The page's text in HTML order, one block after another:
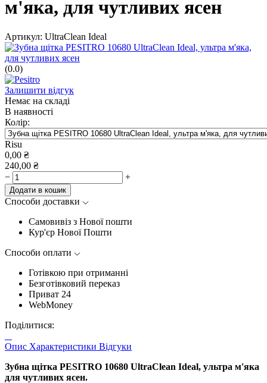
м'яка, для чутливих ясен
Артикул: UltraClean Ideal
(0.0)
Залишити відгук
Немає на складі
В наявності
Колір:
Risu
0,00 ₴
240,00 ₴
−
+
Додати в кошик
Способи доставки
Самовивіз з Нової пошти
Кур'єр Нової Пошти
Способи оплати
Готівкою при отриманні
Безготівковий переказ
Приват 24
WebMoney
Поділитися:
Опис Характеристики Відгуки
Зубна щітка PESITRO 10680 UltraСlean Ideal, ультра м'яка
для чутливих ясен.